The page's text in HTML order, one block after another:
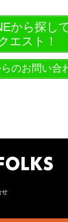
から探し
エスト！
のお問い合
せ